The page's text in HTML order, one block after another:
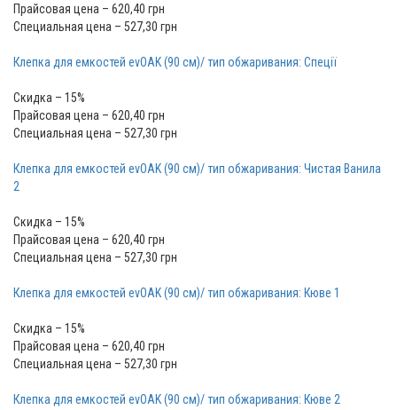
Прайсовая цена – 620,40 грн
Специальная цена – 527,30 грн
Клепка для емкостей evOAK (90 см)/ тип обжаривания: Спеції
Скидка – 15%
Прайсовая цена – 620,40 грн
Специальная цена – 527,30 грн
Клепка для емкостей evOAK (90 см)/ тип обжаривания: Чистая Ванила
2
Скидка – 15%
Прайсовая цена – 620,40 грн
Специальная цена – 527,30 грн
Клепка для емкостей evOAK (90 см)/ тип обжаривания: Кюве 1
Скидка – 15%
Прайсовая цена – 620,40 грн
Специальная цена – 527,30 грн
Клепка для емкостей evOAK (90 см)/ тип обжаривания: Кюве 2